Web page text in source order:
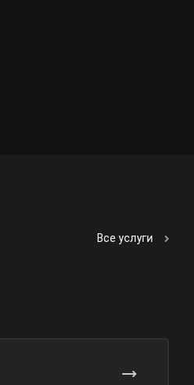
Все услуги